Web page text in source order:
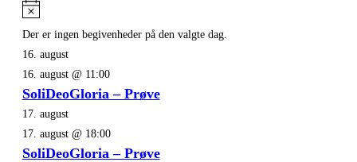
Notice
Der er ingen begivenheder på den valgte dag.
16. august
16. august @ 11:00
SoliDeoGloria – Prøve
17. august
17. august @ 18:00
SoliDeoGloria – Prøve